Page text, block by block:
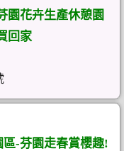
園花卉生產休憩園
回家
區-芬園走春賞櫻趣!